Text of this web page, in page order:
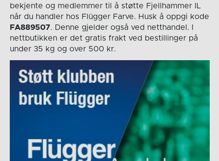
bekjente og medlemmer til å støtte Fjellhammer IL
når du handler hos Flügger Farve. Husk å oppgi kode
FA889507. Denne gjelder også ved netthandel. I
nettbutikken er det gratis frakt ved bestillinger på
under 35 kg og over 500 kr.